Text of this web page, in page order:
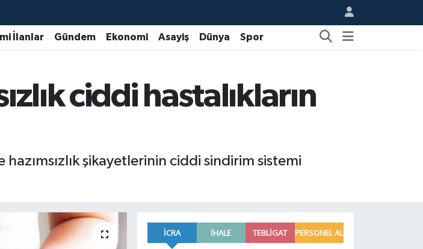
İlanlar Gündem Ekonomi Asayiş Dünya Spor
ciddi hastalıkların
şikayetlerinin ciddi sindirim sistemi